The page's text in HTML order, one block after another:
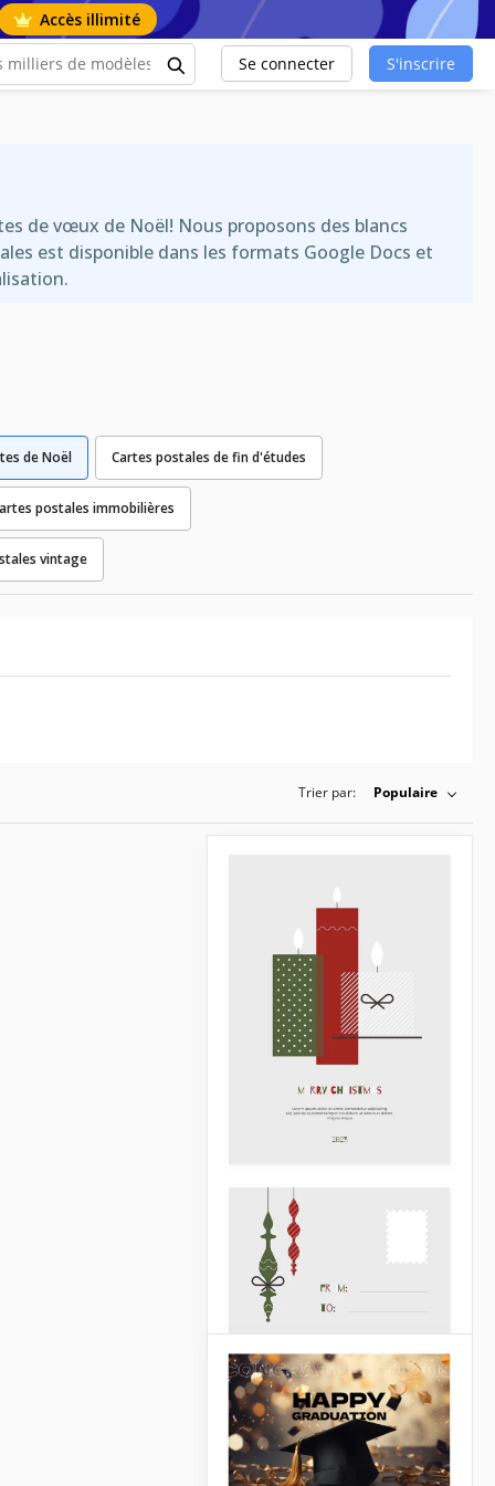
Accès illimité
Se connecter S'inscrire
de vœux de Noël! Nous proposons des blancs
est disponible dans les formats Google Docs et
de Noël Cartes postales de fin d'études
postales immobilières
vintage
Trier par: Populaire